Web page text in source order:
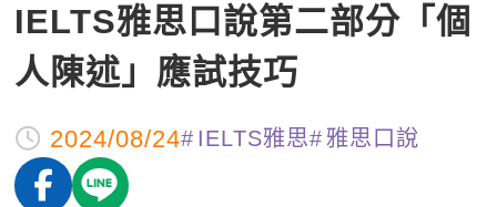
英文課程總表
英文會話
商用英文
英文檢定
全國分校
英文部落格
師資團隊
IELTS雅思口說第二部分「個
人陳述」應試技巧
2024/08/24 IELTS雅思 雅思口說